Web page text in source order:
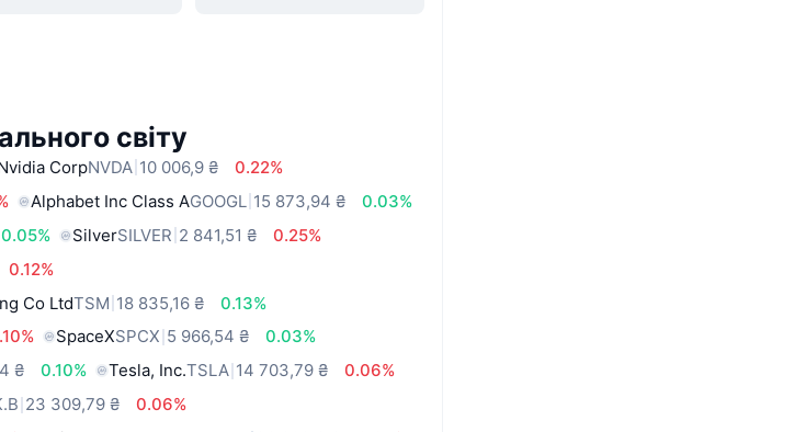
світу
CorpNVDA 10 006,9 ₴
0.22%
Alphabet Inc Class AGOOGL 15 873,94 ₴
0.03%
0.05% SilverSILVER 2 841,51 ₴
0.25%
0.12%
Co LtdTSM 18 835,16 ₴
0.13%
SpaceXSPCX 5 966,54 ₴
0.03%
₴ 0.10% Tesla, Inc.TSLA 14 703,79 ₴
0.06%
23 309,79 ₴
0.06%